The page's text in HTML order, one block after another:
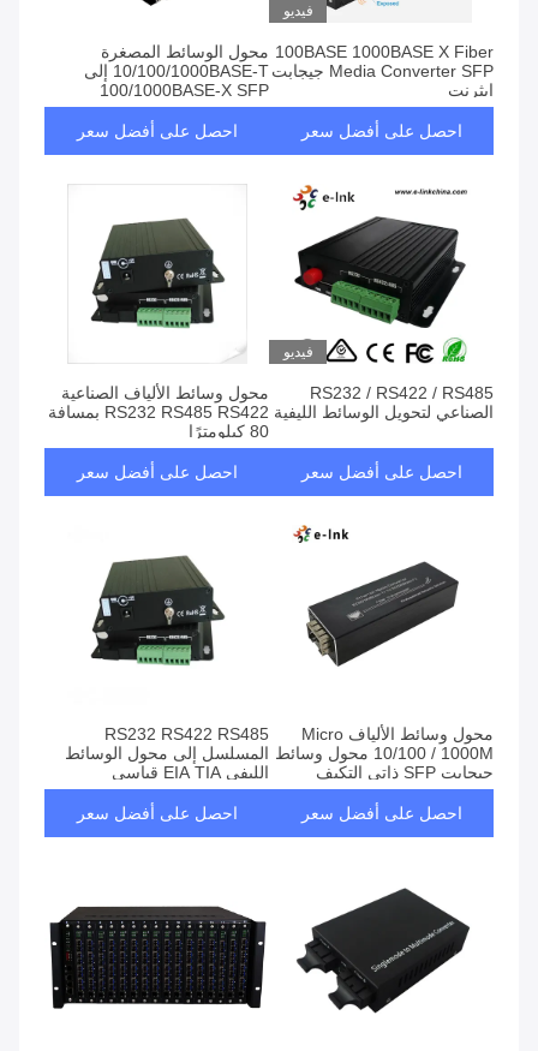
فيديو
100BASE 1000BASE X Fiber
Media Converter SFP جيجابت
إيثرنت
احصل على أفضل سعر
محول الوسائط المصغرة
10/100/1000BASE-T إلى
100/1000BASE-X SFP
احصل على أفضل سعر
فيديو
RS232 / RS422 / RS485
الصناعي لتحويل الوسائط الليفية
احصل على أفضل سعر
محول وسائط الألياف الصناعية
RS232 RS485 RS422 بمسافة
80 كيلومترًا
احصل على أفضل سعر
محول وسائط الألياف Micro
10/100 / 1000M محول وسائط
جيجابت SFP ذاتي التكيف
احصل على أفضل سعر
RS232 RS422 RS485
المسلسل إلى محول الوسائط
الليفي EIA TIA قياسي
احصل على أفضل سعر